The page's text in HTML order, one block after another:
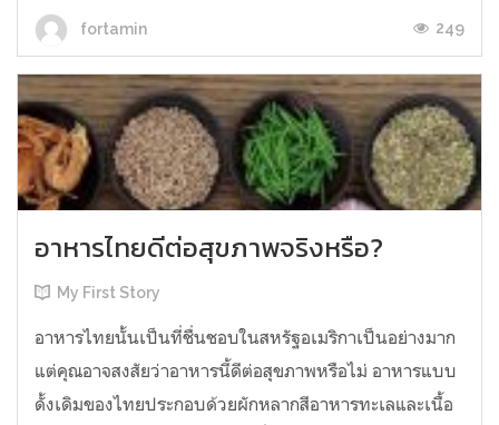
fortamin 249
อาหารไทยดีต่อสุขภาพจริงหรือ?
My First Story
อาหารไทยนั้นเป็นที่ชื่นชอบในสหรัฐอเมริกาเป็นอย่างมาก
แต่คุณอาจสงสัยว่าอาหารนี้ดีต่อสุขภาพหรือไม่ อาหารแบบ
ดั้งเดิมของไทยประกอบด้วยผักหลากสีอาหารทะเลและเนื้อ